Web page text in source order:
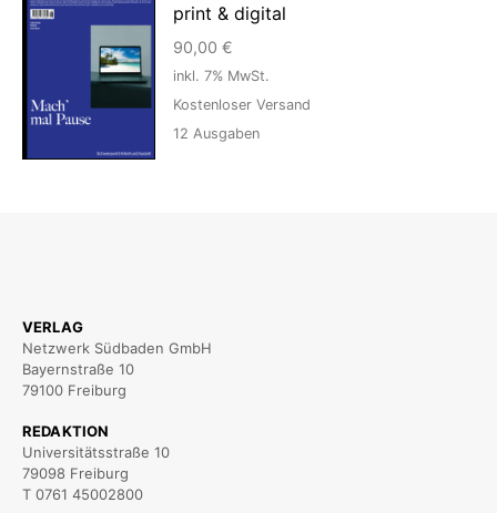
print & digital
90,00 €
inkl. 7% MwSt.
Kostenloser Versand
12 Ausgaben
VERLAG
Netzwerk Südbaden GmbH
Bayernstraße 10
79100 Freiburg
REDAKTION
Universitätsstraße 10
79098 Freiburg
T 0761 45002800